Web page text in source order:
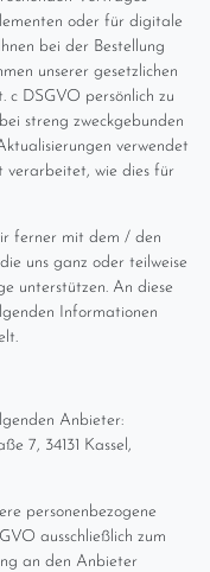
oder für digitale
bei der Bestellung
unserer gesetzlichen
c DSGVO persönlich zu
streng zweckgebunden
verwendet
verarbeitet, wie dies für
ferner mit dem / den
uns ganz oder teilweise
unterstützen. An diese
Informationen
Anbieter:
7, 34131 Kassel,
personenbezogene
ausschließlich zum
an den Anbieter